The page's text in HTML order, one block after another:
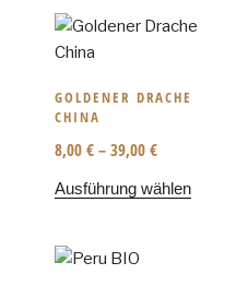
GOLDENER DRACHE
CHINA
8,00 € – 39,00 €
Ausführung wählen